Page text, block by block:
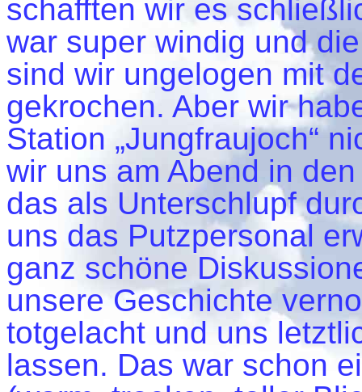
schafften wir es
war super windig und
sind wir ungelogen mit
gekrochen. Aber wir
Station „Jungfraujoch“
wir uns am Abend in
das als Unterschlupf
uns das Putzpersonal
ganz schöne
unsere Geschichte
totgelacht und uns
lassen. Das war schon